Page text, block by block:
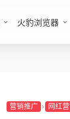
火豹浏览器
营销推广 网红